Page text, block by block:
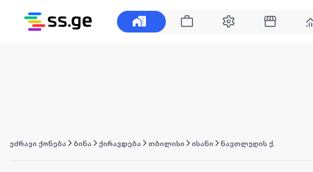
უძრავი ქონება ბინა ქირავდება თბილისი ისანი ნავთლუღის ქ.